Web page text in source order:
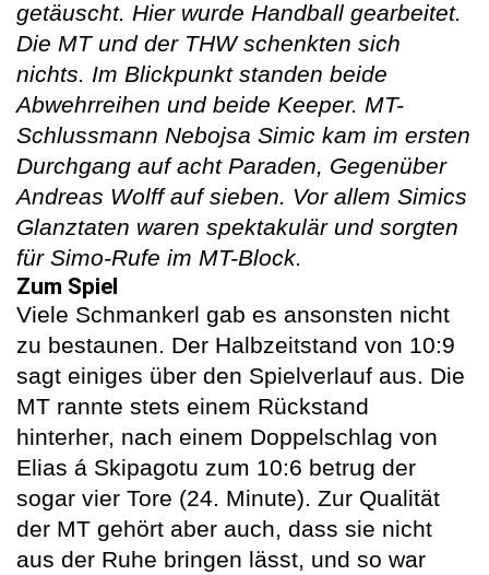
getäuscht. Hier wurde Handball gearbeitet.
Die MT und der THW schenkten sich
nichts. Im Blickpunkt standen beide
Abwehrreihen und beide Keeper. MT-
Schlussmann Nebojsa Simic kam im ersten
Durchgang auf acht Paraden, Gegenüber
Andreas Wolff auf sieben. Vor allem Simics
Glanztaten waren spektakulär und sorgten
für Simo-Rufe im MT-Block.
Zum Spiel
Viele Schmankerl gab es ansonsten nicht
zu bestaunen. Der Halbzeitstand von 10:9
sagt einiges über den Spielverlauf aus. Die
MT rannte stets einem Rückstand
hinterher, nach einem Doppelschlag von
Elias á Skipagotu zum 10:6 betrug der
sogar vier Tore (24. Minute). Zur Qualität
der MT gehört aber auch, dass sie nicht
aus der Ruhe bringen lässt, und so war